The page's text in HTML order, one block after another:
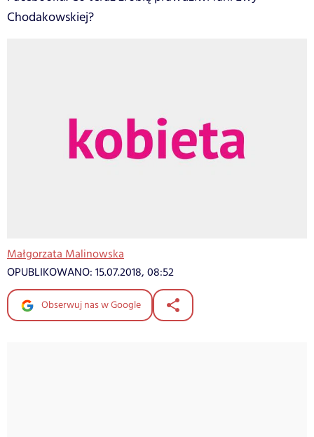
Chodakowskiej?
Małgorzata Malinowska
OPUBLIKOWANO: 15.07.2018, 08:52
Obserwuj nas w Google